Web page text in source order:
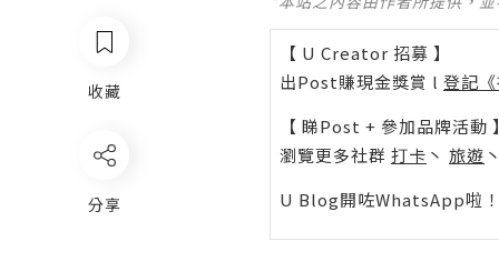
收藏
分享
【 U Creator 招募 】
出Post賺現金獎賞 l 登記
【 睇Post + 參加品牌活動
瀏覽更多社群 打卡 丶 旅遊
U Blog開咗WhatsApp啦